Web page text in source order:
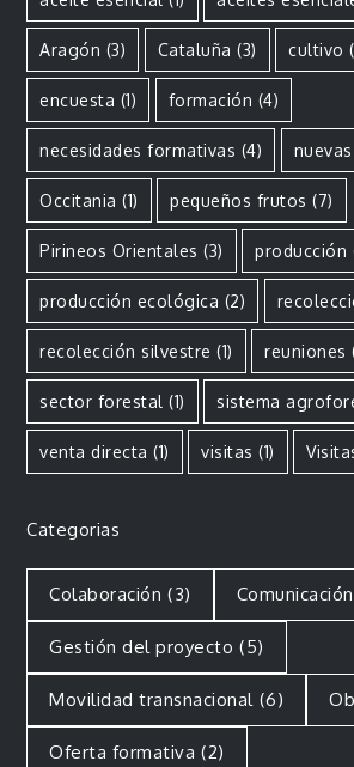
Aragón (3) Cataluña (3) cultivo
encuesta (1) formación (4)
necesidades formativas (4)
Occitania (1) pequeños frutos (7)
Pirineos Orientales (3) producción
producción ecológica (2)
recolección silvestre (1) reuniones
sector forestal (1) sistema
venta directa (1) visitas (1)
Categorias
Colaboración (3) Comunicación
Gestión del proyecto (5)
Movilidad transnacional (6)
Oferta formativa (2)